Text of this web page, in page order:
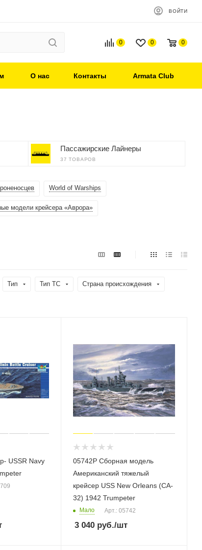
ВОЙТИ
0 0 0
О нас Контакты Armata Club
Пассажирские Лайнеры
37 ТОВАРОВ
World of Warships
модели крейсера «Аврора»
Тип Тип ТС Страна происхождения
USSR Navy
05742P Сборная модель
Американский тяжелый
крейсер USS New Orleans (CA-
32) 1942 Trumpeter
Мало Арт.: 05742
3 040 руб./шт